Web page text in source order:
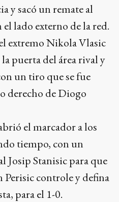
y sacó un remate al
lado externo de la red.
extremo Nikola Vlasic
puerta del área rival y
un tiro que se fue
derecho de Diogo
el marcador a los
tiempo, con un
Josip Stanisic para que
controle y defina
para el 1-0.